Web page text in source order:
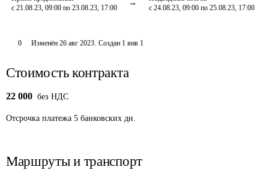
с 21.08.23, 09:00 по 23.08.23, 17:00
с 24.08.23, 09:00 по 25.08.23, 17:00
0 Изменён 26 авг 2023. Создан 1 янв 1
Стоимость контракта
22 000 без НДС
Отсрочка платежа 5 банковских дн.
Маршруты и транспорт